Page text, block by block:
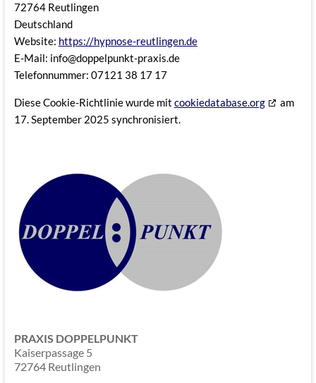
72764 Reutlingen
Deutschland
Website: https://hypnose-reutlingen.de
E-Mail: info@doppelpunkt-praxis.de
Telefonnummer: 07121 38 17 17
Diese Cookie-Richtlinie wurde mit cookiedatabase.org
am
17. September 2025 synchronisiert.
PRAXIS DOPPELPUNKT
Kaiserpassage 5
72764 Reutlingen